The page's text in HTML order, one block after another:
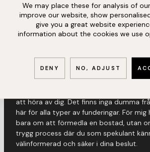
VD, REG.
MARTIN NATT
DAG
att höra av dig. Det finns inga dumma
här för alla typer av funderingar. För mig
bara om att förmedla en bostad, utan
trygg process där du som spekulant
välinformerad och säker i dina beslut.
We may place these for analysis of
improve our website, show
give you a great website
information about the cookies we use
DENY NO, ADJUST